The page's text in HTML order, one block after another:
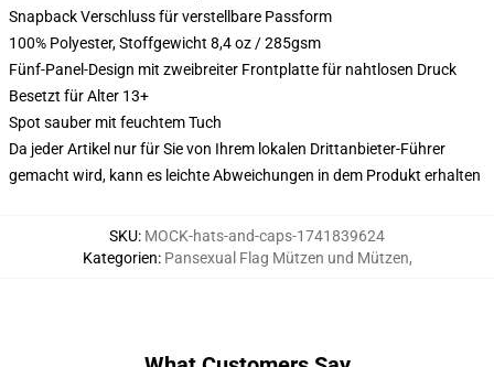
Snapback Verschluss für verstellbare Passform
100% Polyester, Stoffgewicht 8,4 oz / 285gsm
Fünf-Panel-Design mit zweibreiter Frontplatte für nahtlosen Druck
Besetzt für Alter 13+
Spot sauber mit feuchtem Tuch
Da jeder Artikel nur für Sie von Ihrem lokalen Drittanbieter-Führer
gemacht wird, kann es leichte Abweichungen in dem Produkt erhalten
SKU: MOCK-hats-and-caps-1741839624
Kategorien: Pansexual Flag Mützen und Mützen,